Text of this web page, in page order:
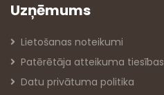
Uzņēmums
Lietošanas noteikumi
Patērētāja atteikuma tiesības
Datu privātuma politika